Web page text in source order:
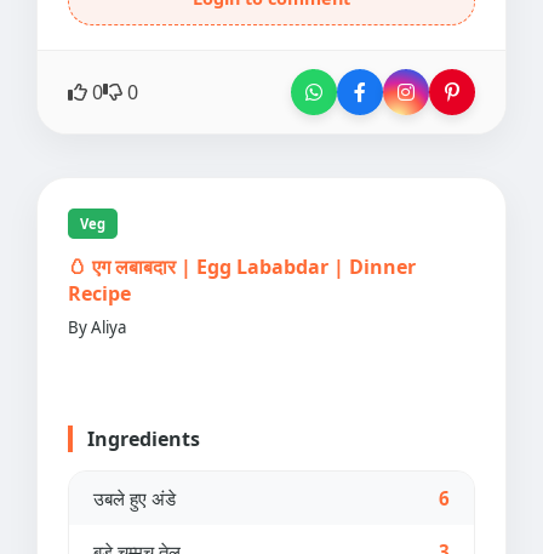
0 0
Veg
🥚 एग लबाबदार | Egg Lababdar | Dinner
Recipe
By Aliya
Ingredients
उबले हुए अंडे 6